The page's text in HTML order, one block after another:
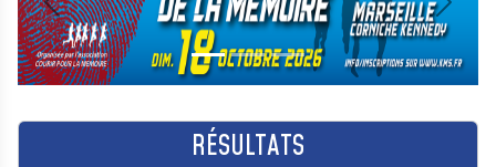
Précédent Suivant
RÉSULTATS